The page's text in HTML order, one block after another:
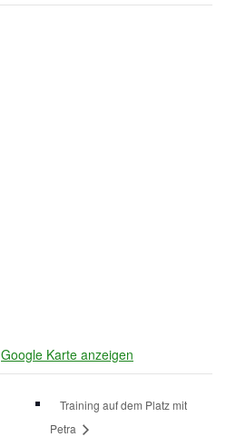
Google Karte anzeigen
Training auf dem Platz mit
Petra